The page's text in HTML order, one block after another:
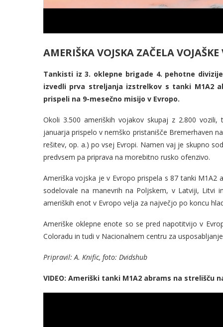
AMERIŠKA VOJSKA ZAČELA
Tankisti iz 3. oklepne brigade 4. pehotne
izvedli prva streljanja izstrelkov s tanki M1A2
prispeli na 9-mesečno misijo v Evropo.
Okoli 3.500 ameriških vojakov skupaj z 2.800
januarja prispelo v nemško pristanišče Bremerhaven
rešitev, op. a.) po vsej Evropi. Namen vaj je skupno
predvsem pa priprava na morebitno rusko ofenzivo.
Ameriška vojska je v Evropo prispela s 87 tanki
sodelovale na manevrih na Poljskem, v Latviji,
ameriških enot v Evropo velja za največjo po koncu
Ameriške oklepne enote so se pred napotitvijo v
Coloradu in tudi v Nacionalnem centru za
Pripravil: A. Knific, foto: Dvidshub
VIDEO: Ameriški tanki M1A2 abrams na strelišču